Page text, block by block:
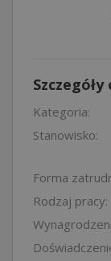
Kategoria:
Stanowisko:
Forma
Rodzaj pracy: